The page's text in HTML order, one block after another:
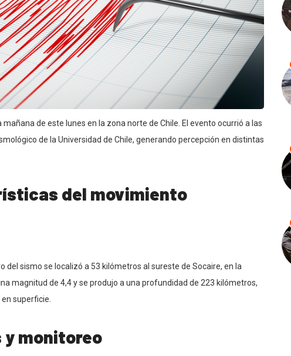
de este lunes en la zona norte de Chile. El evento ocurrió a las
de la Universidad de Chile, generando percepción en distintas
del movimiento
del sismo se localizó a 53 kilómetros al sureste de Socaire, en la
magnitud de 4,4 y se produjo a una profundidad de 223 kilómetros,
superficie.
y monitoreo